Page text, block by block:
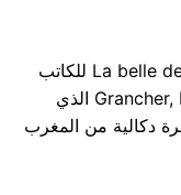
هناك أيضا مصادر أخرى كرواية La belle de Bousbir للكاتب
الفرنسي Grancher, Marcel Étienne (1897-1976) الذي
دكالية من المغرب